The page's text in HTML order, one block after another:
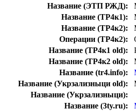
Название (ЭТП РЖД):
Название (ТР4к1):
Название (ТР4к2):
Операции (ТР4к2):
Название (ТР4к1 old):
Название (ТР4к2 old):
Название (tr4.info):
Название (Укрзализныци old):
Название (Укрзализныци):
Название (3ty.ru):